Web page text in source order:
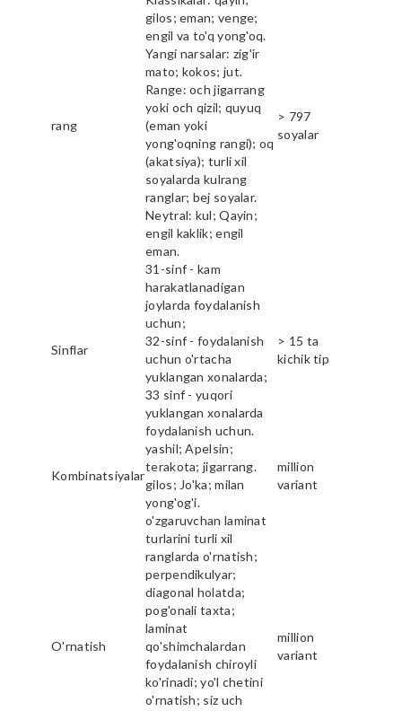
rang
gilos; eman; venge;
engil va to'q yong'oq.
Yangi narsalar: zig'ir
mato; kokos; jut.
Range: och jigarrang
yoki och qizil; quyuq
(eman yoki
yong'oqning rangi); oq
(akatsiya); turli xil
soyalarda kulrang
ranglar; bej soyalar.
Neytral: kul; Qayin;
engil kaklik; engil
eman.
> 797
soyalar
Sinflar
31-sinf - kam
harakatlanadigan
joylarda foydalanish
uchun;
32-sinf - foydalanish
uchun o'rtacha
yuklangan xonalarda;
33 sinf - yuqori
yuklangan xonalarda
foydalanish uchun.
> 15 ta
kichik tip
Kombinatsiyalar
yashil; Apelsin;
terakota; jigarrang.
gilos; Jo'ka; milan
yong'og'i.
million
variant
O'rnatish
o'zgaruvchan laminat
turlarini turli xil
ranglarda o'rnatish;
perpendikulyar;
diagonal holatda;
pog'onali taxta;
laminat
qo'shimchalardan
foydalanish chiroyli
ko'rinadi; yo'l chetini
o'rnatish; siz uch
million
variant